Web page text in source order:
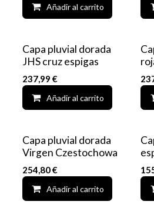
Añadir al carrito
Capa pluvial dorada
JHS cruz espigas
237,99 €
Añadir al carrito
Capa pluvial dorada
Virgen Czestochowa
254,80€
Añadir al carrito